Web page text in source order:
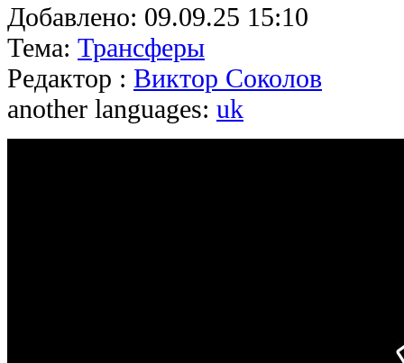
Добавлено: 09.09.25 15:10
Тема: Трансферы
Редактор : Виктор Соколов
another languages: uk